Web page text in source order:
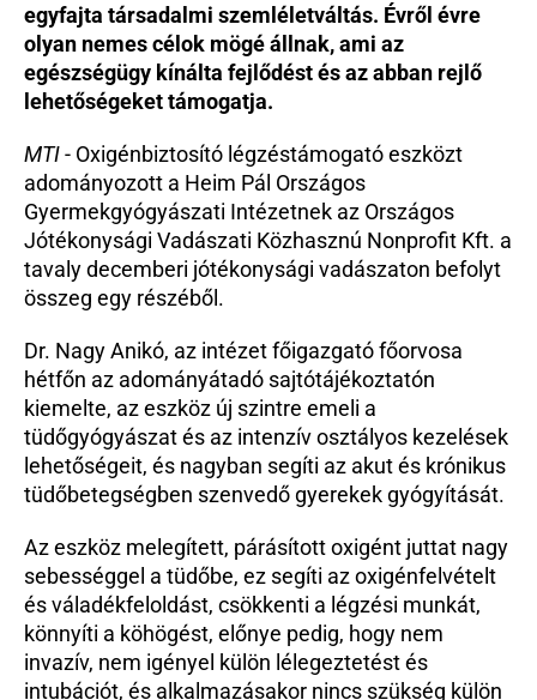
Betegellátás
Beutaló kódok
Szülőknek
Gyerekeknek
HEIM Akadémia
Karrier
egyfajta társadalmi szemléletváltás. Évről évre
olyan nemes célok mögé állnak, ami az
egészségügy kínálta fejlődést és az abban rejlő
lehetőségeket támogatja.
MTI - Oxigénbiztosító légzéstámogató eszközt
adományozott a Heim Pál Országos
Gyermekgyógyászati Intézetnek az Országos
Jótékonysági Vadászati Közhasznú Nonprofit Kft. a
tavaly decemberi jótékonysági vadászaton befolyt
összeg egy részéből.
Dr. Nagy Anikó, az intézet főigazgató főorvosa
hétfőn az adományátadó sajtótájékoztatón
kiemelte, az eszköz új szintre emeli a
tüdőgyógyászat és az intenzív osztályos kezelések
lehetőségeit, és nagyban segíti az akut és krónikus
tüdőbetegségben szenvedő gyerekek gyógyítását.
Az eszköz melegített, párásított oxigént juttat nagy
sebességgel a tüdőbe, ez segíti az oxigénfelvételt
és váladékfeloldást, csökkenti a légzési munkát,
könnyíti a köhögést, előnye pedig, hogy nem
invazív, nem igényel külön lélegeztetést és
intubációt, és alkalmazásakor nincs szükség külön